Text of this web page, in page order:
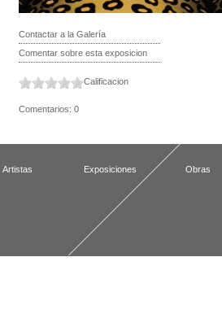
Contactar a la Galería
Comentar sobre esta exposicion
Calificacion
Comentarios: 0
Artistas Exposiciones Obras